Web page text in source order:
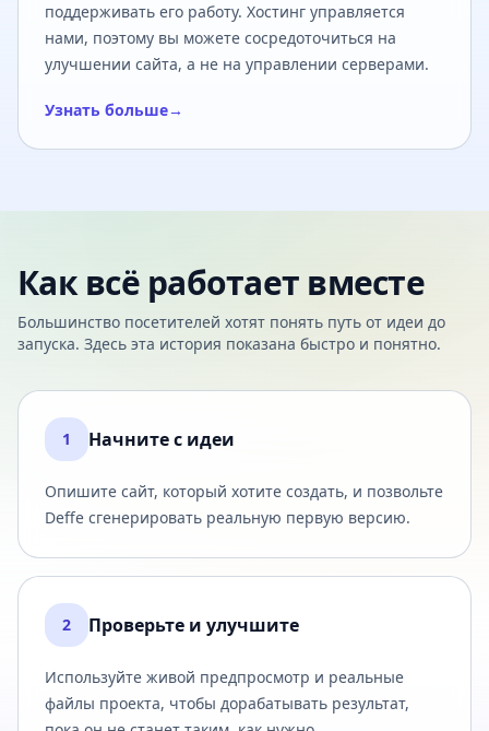
поддерживать его работу. Хостинг управляется
нами, поэтому вы можете сосредоточиться на
улучшении сайта, а не на управлении серверами.
Узнать больше→
Как всё работает вместе
Большинство посетителей хотят понять путь от идеи до
запуска. Здесь эта история показана быстро и понятно.
1 Начните с идеи
Опишите сайт, который хотите создать, и позвольте
Deffe сгенерировать реальную первую версию.
2 Проверьте и улучшите
Используйте живой предпросмотр и реальные
файлы проекта, чтобы дорабатывать результат,